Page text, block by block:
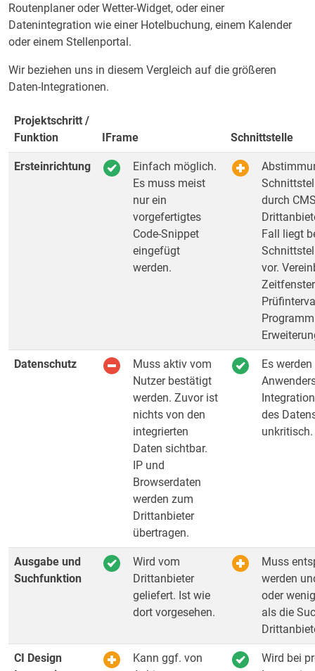
Routenplaner oder Wetter-Widget, oder einer
Datenintegration wie einer Hotelbuchung, einem Kalender
oder einem Stellenportal.
Wir beziehen uns in diesem Vergleich auf die größeren
Daten-Integrationen.
Projektschritt /
Funktion
IFrame Schnittstelle
Ersteinrichtung
Einfach möglich.
Es muss meist
nur ein
vorgefertigtes
Code-Snippet
eingefügt
werden.
durch
Fall liegt
vor.
Datenschutz
Muss aktiv vom
Nutzer bestätigt
werden. Zuvor ist
nichts von den
integrierten
Daten sichtbar.
IP und
Browserdaten
werden zum
Drittanbieter
übertragen.
Es
des
unkritisch.
Ausgabe und
Suchfunktion
Wird vom
Drittanbieter
geliefert. Ist wie
dort vorgesehen.
Muss
werden
oder
als die
CI Design
Kann ggf. von
Wird bei